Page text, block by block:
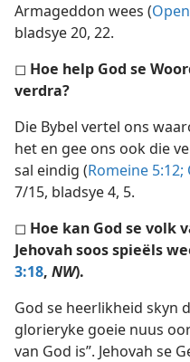
Armageddon wees (
bladsye 20, 22.
◻ Hoe help God se
verdra?
Die Bybel vertel ons
het en gee ons ook die
sal eindig (Romeine 5:12;
7/15, bladsye 4, 5.
◻ Hoe kan God se volk
Jehovah soos spieëls
3:18, NW).
God se heerlikheid skyn
glorieryke goeie nuus
van God is”. Jehovah se